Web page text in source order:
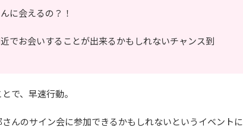
に会えるの？！
でお会いすることが出来るかもしれないチャンス到
とで、早速行動。
んのサイン会に参加できるかもしれないというイベントに